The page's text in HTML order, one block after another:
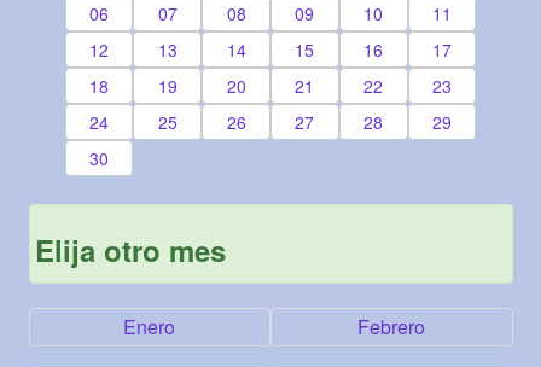
06
07 08 09 10
11
12
13 14 15 16
17
18
19 20 21 22
23
24
25 26 27 28
29
30
Elija otro mes
Enero Febrero